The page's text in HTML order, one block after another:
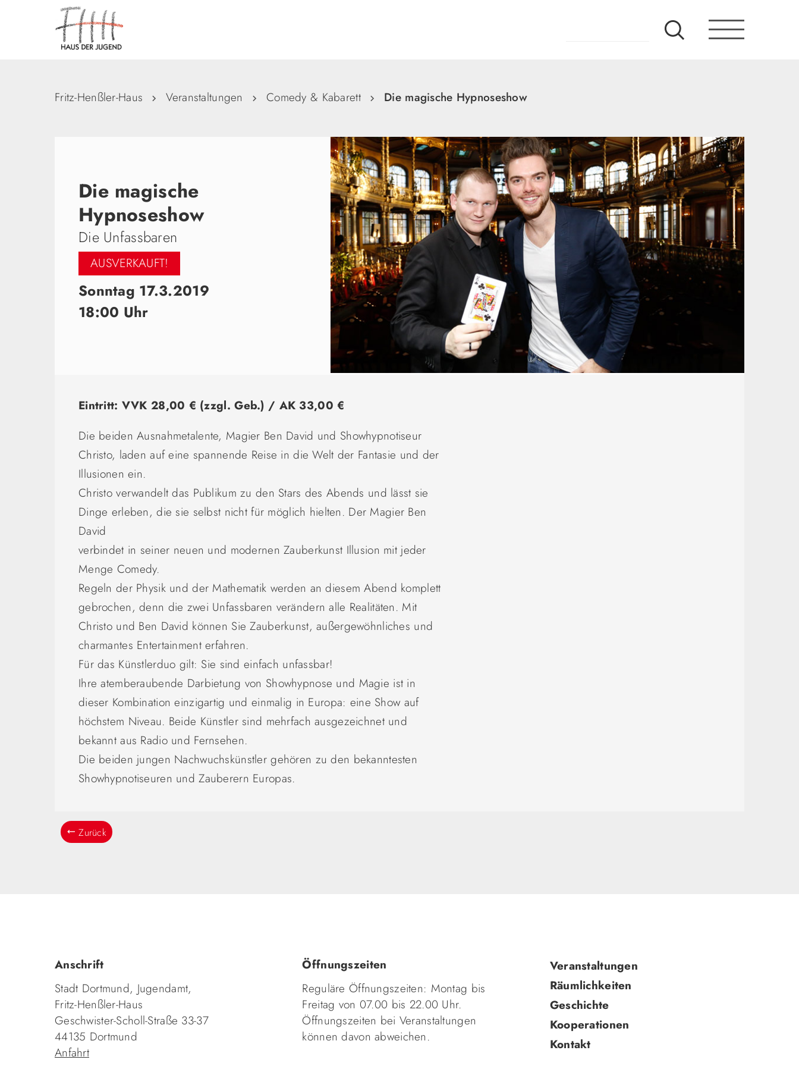
Fritz-Henßler-Haus Veranstaltungen Comedy & Kabarett Die magische Hypnoseshow
Die magische
Hypnoseshow
Die Unfassbaren
AUSVERKAUFT!
Sonntag 17.3.2019
18:00 Uhr
Eintritt: VVK 28,00 € (zzgl. Geb.) / AK 33,00 €
Die beiden Ausnahmetalente, Magier Ben David und Showhypnotiseur
Christo, laden auf eine spannende Reise in die Welt der Fantasie und der
Illusionen ein.
Christo verwandelt das Publikum zu den Stars des Abends und lässt sie
Dinge erleben, die sie selbst nicht für möglich hielten. Der Magier Ben
David
verbindet in seiner neuen und modernen Zauberkunst Illusion mit jeder
Menge Comedy.
Regeln der Physik und der Mathematik werden an diesem Abend komplett
gebrochen, denn die zwei Unfassbaren verändern alle Realitäten. Mit
Christo und Ben David können Sie Zauberkunst, außergewöhnliches und
charmantes Entertainment erfahren.
Für das Künstlerduo gilt: Sie sind einfach unfassbar!
Ihre atemberaubende Darbietung von Showhypnose und Magie ist in
dieser Kombination einzigartig und einmalig in Europa: eine Show auf
höchstem Niveau. Beide Künstler sind mehrfach ausgezeichnet und
bekannt aus Radio und Fernsehen.
Die beiden jungen Nachwuchskünstler gehören zu den bekanntesten
Showhypnotiseuren und Zauberern Europas.
Zurück
Anschrift
Stadt Dortmund, Jugendamt,
Fritz-Henßler-Haus
Geschwister-Scholl-Straße 33-37
44135 Dortmund
Anfahrt
Öffnungszeiten
Reguläre Öffnungszeiten: Montag bis
Freitag von 07.00 bis 22.00 Uhr.
Öffnungszeiten bei Veranstaltungen
können davon abweichen.
Navigation
überspringen
Veranstaltungen
Räumlichkeiten
Geschichte
Kooperationen
Kontakt